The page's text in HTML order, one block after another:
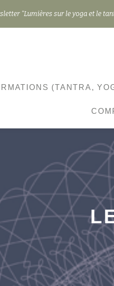
"Lumières sur le yoga et le
(TANTRA,